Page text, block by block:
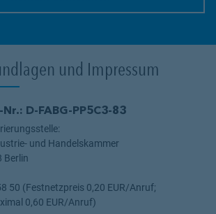
und Impressum
D-FABG-PP5C3-83
und Handelskammer
Berlin
50 (Festnetzpreis 0,20 EUR/Anruf;
0,60 EUR/Anruf)